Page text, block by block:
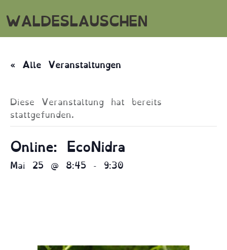
WALDESLAUSCHEN
« Alle Veranstaltungen
Diese Veranstaltung hat bereits
stattgefunden.
Online: EcoNidra
Mai 25 @ 8:45 - 9:30